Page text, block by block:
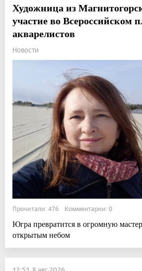
Художница из
участие во Всероссийском
акварелистов
Новости
Прочитали: 476 Комментарии: 0
Югра превратится в огромную
открытым небом